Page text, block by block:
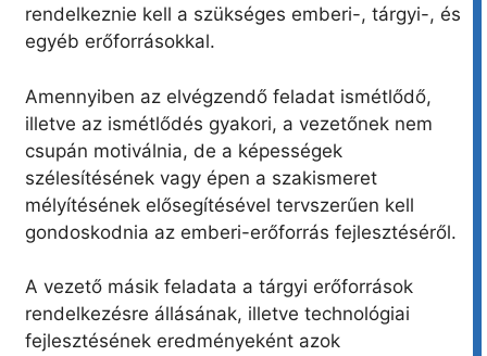
rendelkeznie kell a szükséges emberi-, tárgyi-, és
egyéb erőforrásokkal.
Amennyiben az elvégzendő feladat ismétlődő,
illetve az ismétlődés gyakori, a vezetőnek nem
csupán motiválnia, de a képességek
szélesítésének vagy épen a szakismeret
mélyítésének elősegítésével tervszerűen kell
gondoskodnia az emberi-erőforrás fejlesztéséről.
A vezető másik feladata a tárgyi erőforrások
rendelkezésre állásának, illetve technológiai
fejlesztésének eredményeként azok